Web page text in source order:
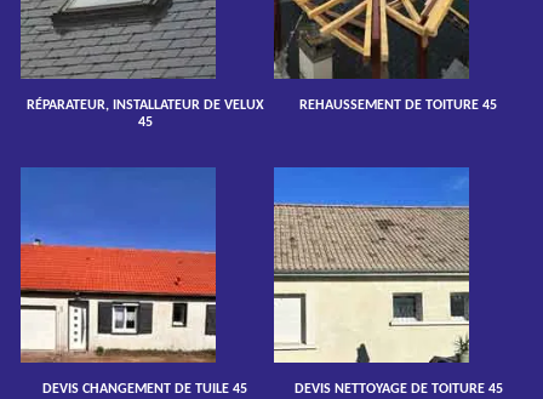
RÉPARATEUR, INSTALLATEUR DE VELUX
45
REHAUSSEMENT DE TOITURE 45
DEVIS CHANGEMENT DE TUILE 45 DEVIS NETTOYAGE DE TOITURE 45